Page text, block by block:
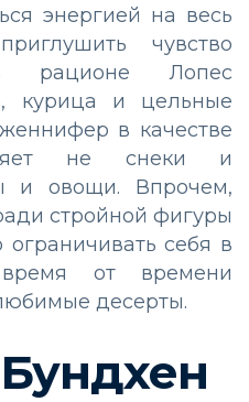
энергией на весь
чувство
рационе Лопес
курица и цельные
в качестве
не снеки и
и овощи. Впрочем,
стройной фигуры
ограничивать себя в
от времени
десерты.